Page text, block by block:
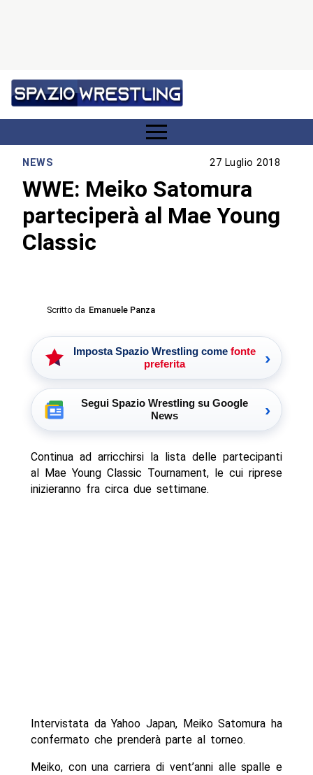
NEWS 27 Luglio 2018
WWE: Meiko Satomura
parteciperà al Mae Young
Classic
Scritto da Emanuele Panza
Imposta Spazio Wrestling come fonte
preferita
›
Segui Spazio Wrestling su Google
News
›
Continua ad arricchirsi la lista delle partecipanti
al Mae Young Classic Tournament, le cui riprese
inizieranno fra circa due settimane.
Intervistata da Yahoo Japan, Meiko Satomura ha
confermato che prenderà parte al torneo.
Meiko, con una carriera di vent’anni alle spalle e